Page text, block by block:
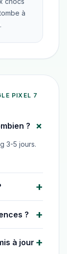
à
PIXEL 7
? +
3-5 jours.
+
? +
à jour +